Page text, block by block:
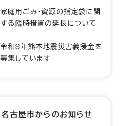
家庭用ごみ・資源の指定袋に関
する臨時措置の延長について
令和8年熊本地震災害義援金を
募集しています
名古屋市からのお知らせ